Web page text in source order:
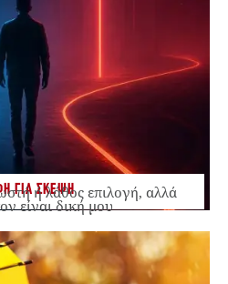
ΓΙΑ ΣΚΕΨΗ
ή λάθος επιλογή, αλλά
είναι δική μου